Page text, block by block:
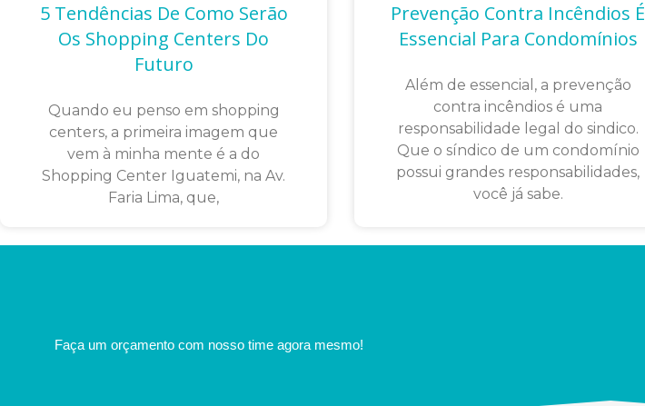
5 Tendências De Como Serão
Os Shopping Centers Do
Futuro
Quando eu penso em shopping
centers, a primeira imagem que
vem à minha mente é a do
Shopping Center Iguatemi, na Av.
Faria Lima, que,
Prevenção Contra Incêndios É
Essencial Para Condomínios
Além de essencial, a prevenção
contra incêndios é uma
responsabilidade legal do sindico.
Que o síndico de um condomínio
possui grandes responsabilidades,
você já sabe.
Faça um orçamento com nosso time agora mesmo!